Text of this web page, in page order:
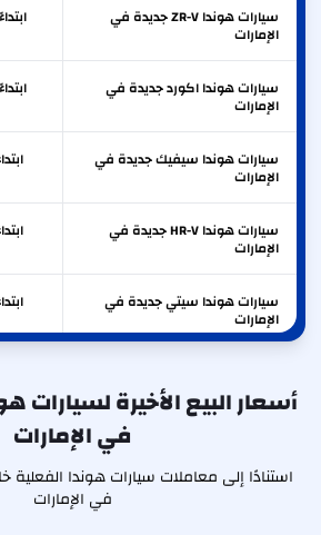
سيارات هوندا ZR-V جديدة في
الإمارات
سيارات هوندا اكورد جديدة في
الإمارات
سيارات هوندا سيفيك جديدة في
الإمارات
سيارات هوندا HR-V جديدة في
الإمارات
سيارات هوندا سيتي جديدة في
الإمارات
أسعار البيع الأخيرة لسيارات
في الإمارات
في الإمارات